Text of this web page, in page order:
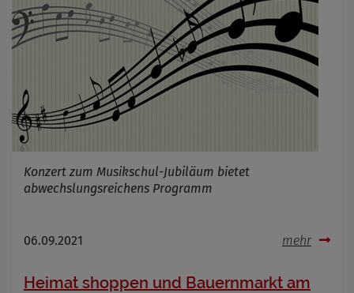
Konzert zum Musikschul-Jubiläum bietet
abwechslungsreichens Programm
06.09.2021 mehr
Heimat shoppen und Bauernmarkt am